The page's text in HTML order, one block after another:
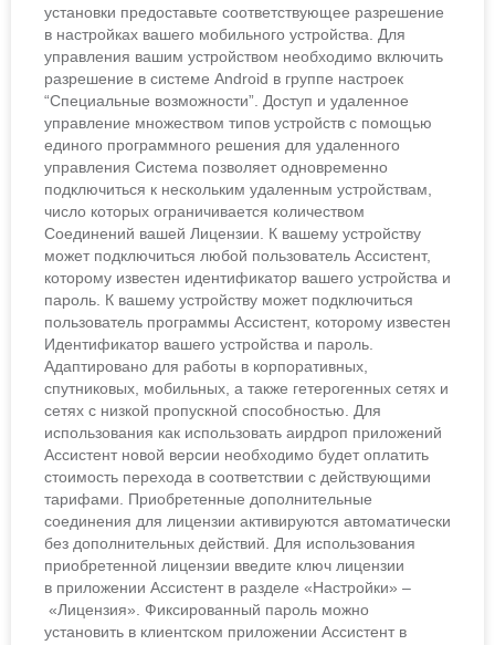
установки предоставьте соответствующее разрешение
в настройках вашего мобильного устройства. Для
управления вашим устройством необходимо включить
разрешение в системе Android в группе настроек
“Специальные возможности”. Доступ и удаленное
управление множеством типов устройств с помощью
единого программного решения для удаленного
управления Система позволяет одновременно
подключиться к нескольким удаленным устройствам,
число которых ограничивается количеством
Соединений вашей Лицензии. К вашему устройству
может подключиться любой пользователь Ассистент,
которому известен идентификатор вашего устройства и
пароль. К вашему устройству может подключиться
пользователь программы Ассистент, которому известен
Идентификатор вашего устройства и пароль.
Адаптировано для работы в корпоративных,
спутниковых, мобильных, а также гетерогенных сетях и
сетях с низкой пропускной способностью. Для
использования как использовать аирдроп приложений
Ассистент новой версии необходимо будет оплатить
стоимость перехода в соответствии с действующими
тарифами. Приобретенные дополнительные
соединения для лицензии активируются автоматически
без дополнительных действий. Для использования
приобретенной лицензии введите ключ лицензии
в приложении Ассистент в разделе «Настройки» –
«Лицензия». Фиксированный пароль можно
установить в клиентском приложении Ассистент в